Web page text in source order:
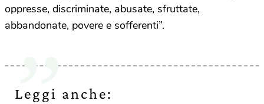
oppresse, discriminate, abusate, sfruttate,
abbandonate, povere e sofferenti”.
Leggi anche: